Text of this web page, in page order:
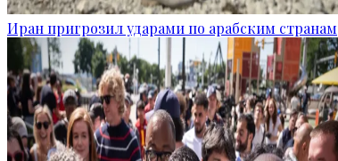
Иран пригрозил ударами по арабским странам